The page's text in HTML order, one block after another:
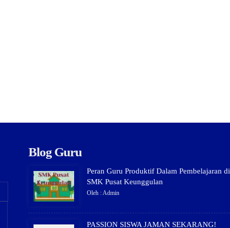
Blog Guru
Peran Guru Produktif Dalam Pembelajaran di
SMK Pusat Keunggulan
Oleh : Admin
PASSION SISWA JAMAN SEKARANG!